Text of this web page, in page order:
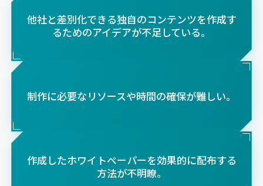
他社と差別化できる独自のコンテンツを作成す
るためのアイデアが不足している。
制作に必要なリソースや時間の確保が難しい。
作成したホワイトペーパーを効果的に配布する
方法が不明瞭。